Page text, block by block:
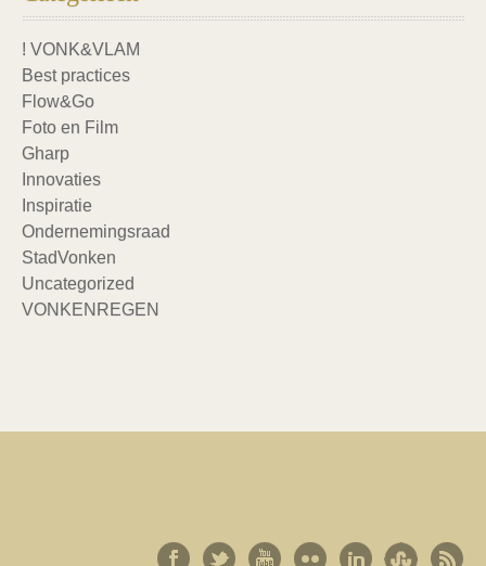
! VONK&VLAM
Best practices
Flow&Go
Foto en Film
Gharp
Innovaties
Inspiratie
Ondernemingsraad
StadVonken
Uncategorized
VONKENREGEN